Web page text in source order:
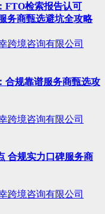
FTO检索报告认可
务商甄选避坑全攻略
跨境咨询有限公司
合规靠谱服务商甄选攻
跨境咨询有限公司
合规实力口碑服务商
跨境咨询有限公司